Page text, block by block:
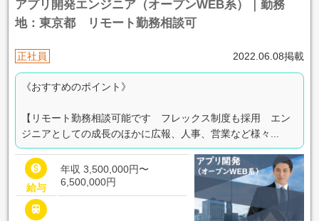
アプリ開発エンジニア（オープンWEB系）｜勤務
地：東京都 リモート勤務相談可
正社員 2022.06.08掲載
《おすすめのポイント》
【リモート勤務相談可能です フレックス制度も採用 エン
ジニアとしての成長のほかに広報、人事、営業など様々...

給与
年収 3,500,000円〜
6,500,000円
